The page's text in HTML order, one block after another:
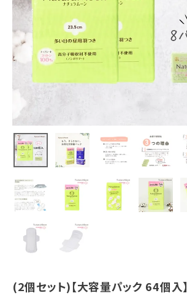
ムーン） 生理
い日の昼用]
羽つき トップシ
ートコットン10
ホーム
新商品
カテゴリーから探す
美容・コスメ・香水
衛生用品
日用品雑貨
(2個セット)【大容量パック 64個入】